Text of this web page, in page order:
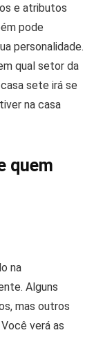
e atributos
pode
personalidade.
qual setor da
sete irá se
na casa
quem
na
Alguns
mas outros
verá as